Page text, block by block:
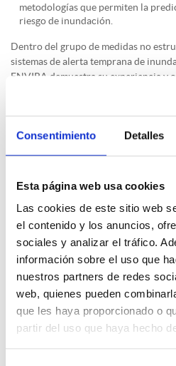
Consentimiento Detalles
Esta página web usa cookies
Las cookies de este sitio web
el contenido y los anuncios,
sociales y analizar el tráfico.
información sobre el uso que
nuestros partners de redes
web, quienes pueden
que les haya proporcionado o
partir del uso que haya hecho
metodologías que permiten la
riesgo de inundación.
Dentro del grupo de medidas no
sistemas de alerta temprana de
ENVIRA demuestra su experiencia y
incluye la instalación, puesta en
Estas instalaciones, que están
diversos países (5, 6), consisten
control en el que se analizan los
comunicándolas a las autoridades
mecanismo de actuación posibilita
por deshielos o lluvias intensas,
El calentamiento global, en
naturales de precipitación en forma
derretimiento, incrementando el